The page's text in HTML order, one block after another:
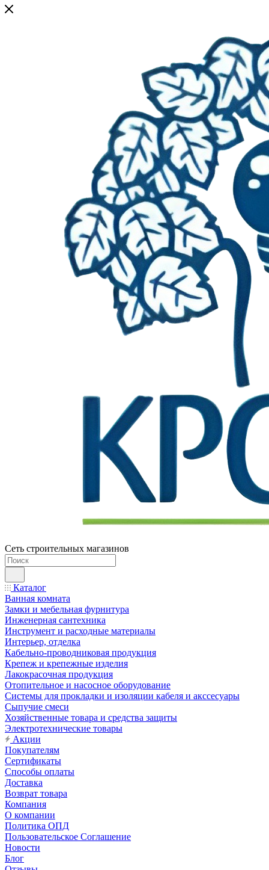
Сеть строительных магазинов
Каталог
Ванная комната
Замки и мебельная фурнитура
Инженерная сантехника
Инструмент и расходные материалы
Интерьер, отделка
Кабельно-проводниковая продукция
Крепеж и крепежные изделия
Лакокрасочная продукция
Отопительное и насосное оборудование
Системы для прокладки и изоляции кабеля и акссесуары
Сыпучие смеси
Хозяйственные товара и средства защиты
Электротехнические товары
Акции
Покупателям
Сертификаты
Способы оплаты
Доставка
Возврат товара
Компания
О компании
Политика ОПД
Пользовательское Соглашение
Новости
Блог